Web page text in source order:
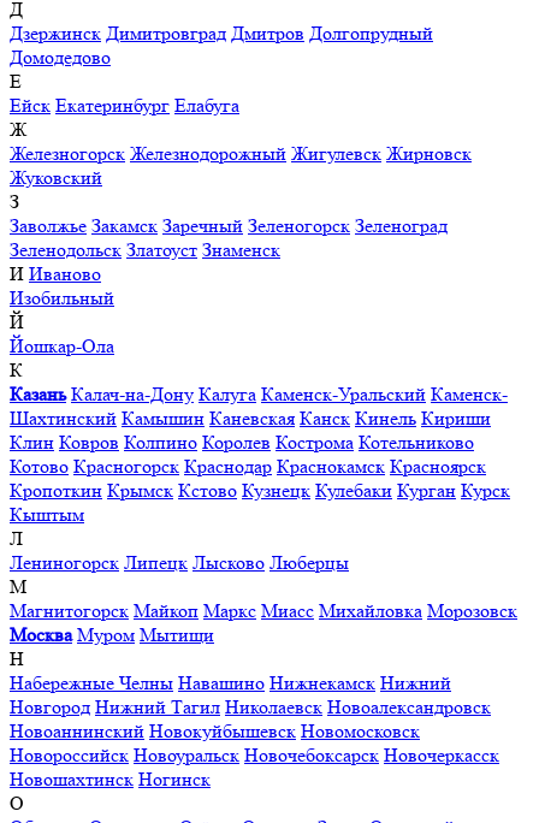
Д
Дзержинск Димитровград Дмитров Долгопрудный
Домодедово
Е
Ейск Екатеринбург Елабуга
Ж
Железногорск Железнодорожный Жигулевск Жирновск
Жуковский
З
Заволжье Закамск Заречный Зеленогорск Зеленоград
Зеленодольск Златоуст Знаменск
И Иваново
Изобильный
Й
Йошкар-Ола
К
Казань Калач-на-Дону Калуга Каменск-Уральский Каменск-
Шахтинский Камышин Каневская Канск Кинель Кириши
Клин Ковров Колпино Королев Кострома Котельниково
Котово Красногорск Краснодар Краснокамск Красноярск
Кропоткин Крымск Кстово Кузнецк Кулебаки Курган Курск
Кыштым
Л
Лениногорск Липецк Лысково Люберцы
М
Магнитогорск Майкоп Маркс Миасс Михайловка Морозовск
Москва Муром Мытищи
Н
Набережные Челны Навашино Нижнекамск Нижний
Новгород Нижний Тагил Николаевск Новоалександровск
Новоаннинский Новокуйбышевск Новомосковск
Новороссийск Новоуральск Новочебоксарск Новочеркасск
Новошахтинск Ногинск
О